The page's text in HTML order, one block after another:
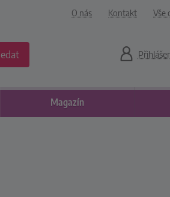
O nás Kontakt Vše
Magazín